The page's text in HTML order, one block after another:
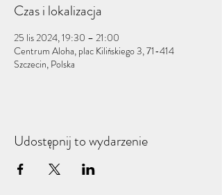
Czas i lokalizacja
25 lis 2024, 19:30 – 21:00
Centrum Aloha, plac Kilińskiego 3, 71-414
Szczecin, Polska
Udostępnij to wydarzenie